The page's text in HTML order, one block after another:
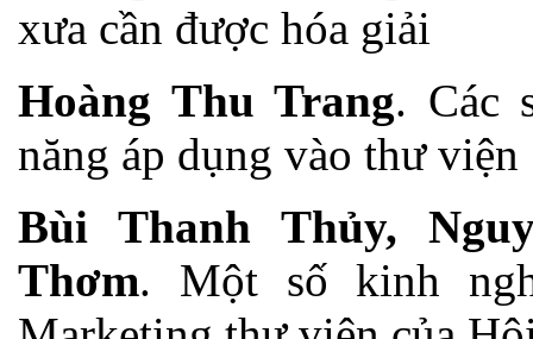
xưa cần được hóa giải
Hoàng Thu Trang. Các
năng áp dụng vào thư viện
Bùi Thanh Thủy,
Thơm. Một số kinh